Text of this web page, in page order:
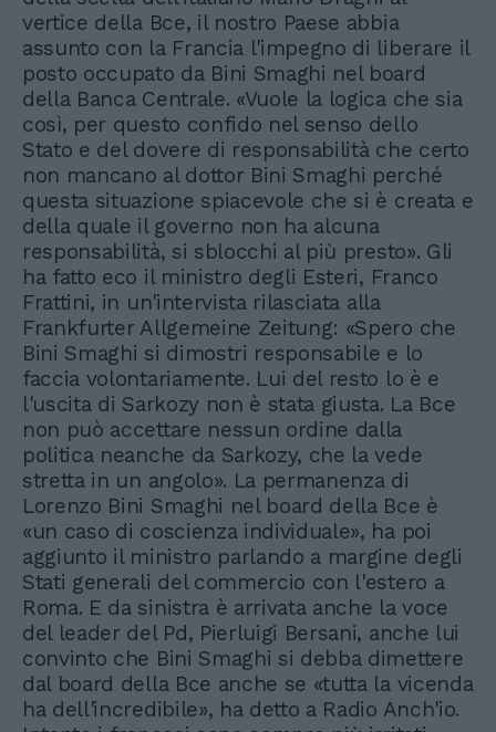
vertice della Bce, il nostro Paese abbia
assunto con la Francia l'impegno di liberare il
posto occupato da Bini Smaghi nel board
della Banca Centrale. «Vuole la logica che sia
così, per questo confido nel senso dello
Stato e del dovere di responsabilità che certo
non mancano al dottor Bini Smaghi perché
questa situazione spiacevole che si è creata e
della quale il governo non ha alcuna
responsabilità, si sblocchi al più presto». Gli
ha fatto eco il ministro degli Esteri, Franco
Frattini, in un'intervista rilasciata alla
Frankfurter Allgemeine Zeitung: «Spero che
Bini Smaghi si dimostri responsabile e lo
faccia volontariamente. Lui del resto lo è e
l'uscita di Sarkozy non è stata giusta. La Bce
non può accettare nessun ordine dalla
politica neanche da Sarkozy, che la vede
stretta in un angolo». La permanenza di
Lorenzo Bini Smaghi nel board della Bce è
«un caso di coscienza individuale», ha poi
aggiunto il ministro parlando a margine degli
Stati generali del commercio con l'estero a
Roma. E da sinistra è arrivata anche la voce
del leader del Pd, Pierluigi Bersani, anche lui
convinto che Bini Smaghi si debba dimettere
dal board della Bce anche se «tutta la vicenda
ha dell'incredibile», ha detto a Radio Anch'io.